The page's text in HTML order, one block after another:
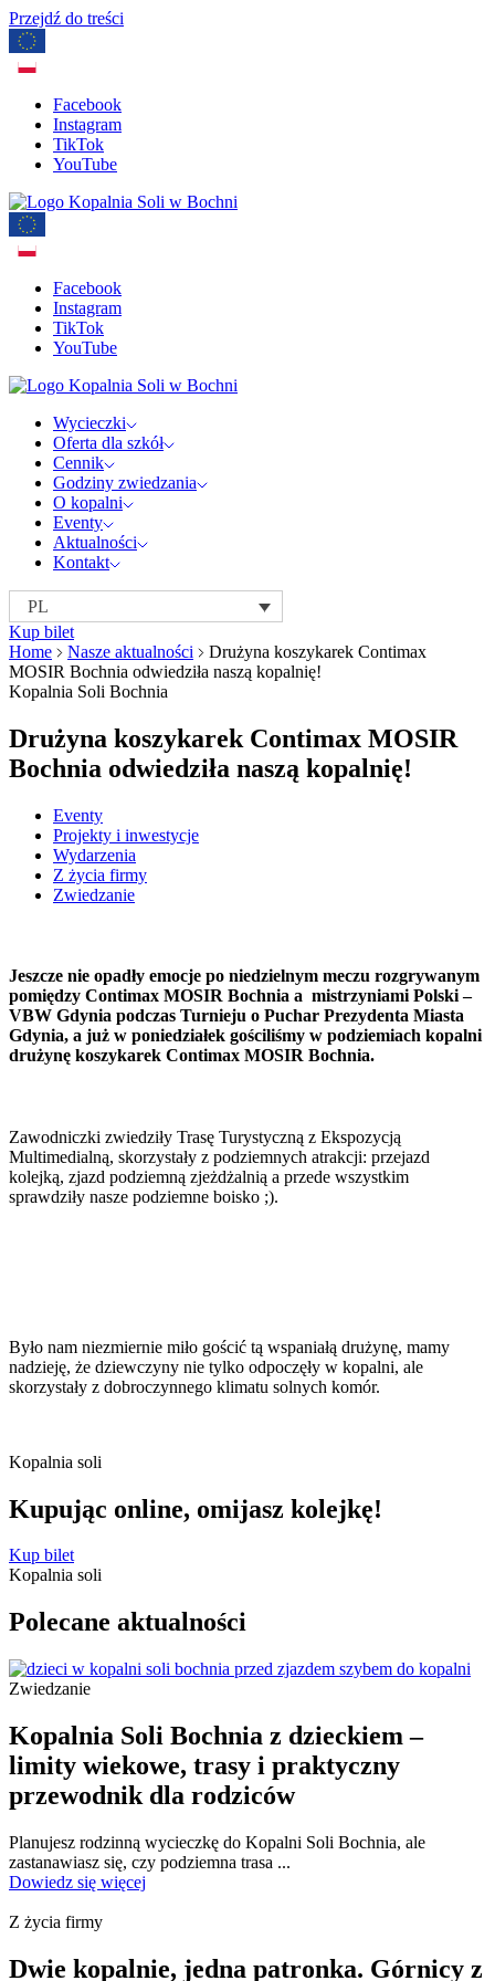
Przejdź do treści
Facebook
Instagram
TikTok
YouTube
Facebook
Instagram
TikTok
YouTube
Wycieczki
Oferta dla szkół
Cennik
Godziny zwiedzania
O kopalni
Eventy
Aktualności
Kontakt
PL
Kup bilet
Home
Nasze aktualności
Drużyna koszykarek Contimax
MOSIR Bochnia odwiedziła naszą kopalnię!
Kopalnia Soli Bochnia
Drużyna koszykarek Contimax MOSIR
Bochnia odwiedziła naszą kopalnię!
Eventy
Projekty i inwestycje
Wydarzenia
Z życia firmy
Zwiedzanie
Jeszcze nie opadły emocje po niedzielnym meczu rozgrywanym
pomiędzy Contimax MOSIR Bochnia a mistrzyniami Polski –
VBW Gdynia podczas Turnieju o Puchar Prezydenta Miasta
Gdynia, a już w poniedziałek gościliśmy w podziemiach kopalni
drużynę koszykarek Contimax MOSIR Bochnia.
Zawodniczki zwiedziły Trasę Turystyczną z Ekspozycją
Multimedialną, skorzystały z podziemnych atrakcji: przejazd
kolejką, zjazd podziemną zjeżdżalnią a przede wszystkim
sprawdziły nasze podziemne boisko ;).
Było nam niezmiernie miło gościć tą wspaniałą drużynę, mamy
nadzieję, że dziewczyny nie tylko odpoczęły w kopalni, ale
skorzystały z dobroczynnego klimatu solnych komór.
Kopalnia soli
Kupując online, omijasz kolejkę!
Kup bilet
Kopalnia soli
Polecane aktualności
Zwiedzanie
Kopalnia Soli Bochnia z dzieckiem –
limity wiekowe, trasy i praktyczny
przewodnik dla rodziców
Planujesz rodzinną wycieczkę do Kopalni Soli Bochnia, ale
zastanawiasz się, czy podziemna trasa ...
Dowiedz się więcej
Z życia firmy
Dwie kopalnie, jedna patronka. Górnicy z